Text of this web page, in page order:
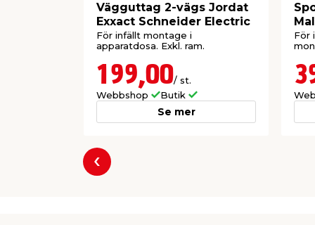
Vägguttag 2-vägs Jordat
Exxact Schneider Electric
För infällt montage i
apparatdosa. Exkl. ram.
199,00/ st.
Webbshop
Butik
Se mer
För
Föregående